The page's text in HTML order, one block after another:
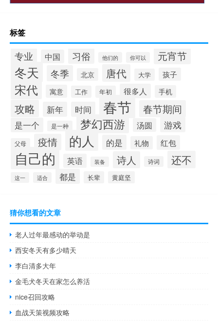
标签
专业 中国 习俗 他们的 你可以 元宵节
冬天 冬季 北京 唐代 大学 孩子
宋代 寓意 工作 年初 很多人 手机
攻略 新年 时间 春节 春节期间
是一个 是一种 梦幻西游 汤圆 游戏
父母 疫情 的人 的是 礼物 红包
自己的 英语 装备 诗人 诗词 还不
这一 适合 都是 长辈 黄庭坚
猜你想看的文章
老人过年最感动的举动是
西安冬天有多少晴天
李白清多大年
金毛犬冬天在家怎么养活
nice召回攻略
血战天策视频攻略